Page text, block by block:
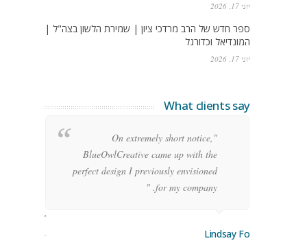
יוני 17, 2026
ספר חדש של הרב מרדכי ציון | שמירת הלשון בצה"ל |
המונדיאל וכדורגל
יוני 17, 2026
What clients say
"On extremely short notice,
BlueOwlCreative came up with the
perfect design I previously envisioned
for my company. "
Lindsay Ford
Stoner
Manager